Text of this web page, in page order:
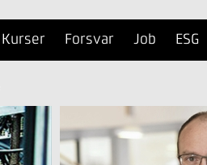
Kurser Forsvar Job ESG